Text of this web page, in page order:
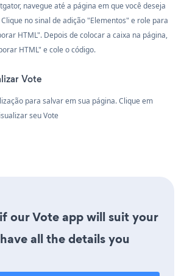
navegue até a página em que você deseja
no sinal de adição "Elementos" e role para
HTML". Depois de colocar a caixa na página,
HTML" e cole o código.
Vote
para salvar em sua página. Clique em
seu Vote
our Vote app will suit your
all the details you